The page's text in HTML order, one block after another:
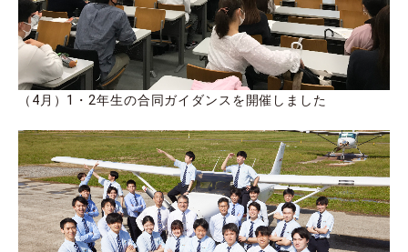
（4月）1・2年生の合同ガイダンスを開催しました